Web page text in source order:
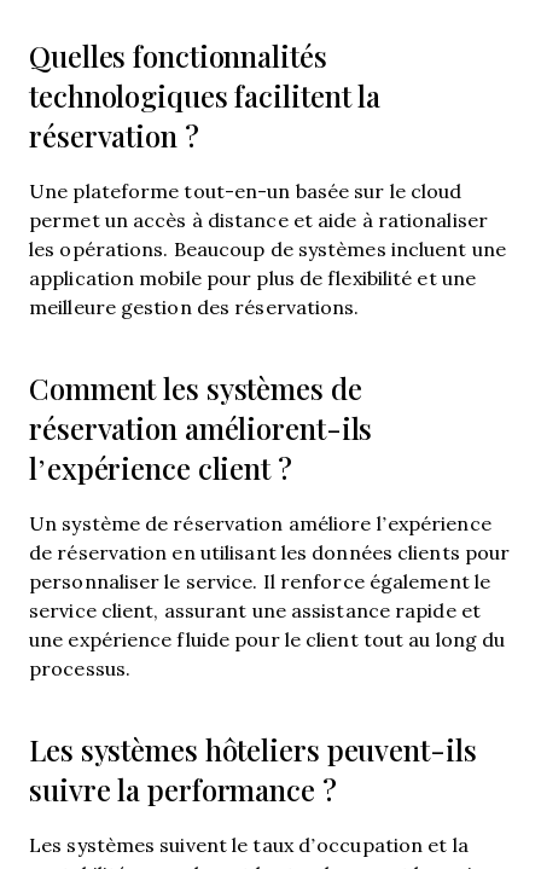
Quelles fonctionnalités
technologiques facilitent la
réservation ?
Une plateforme tout-en-un basée sur le cloud
permet un accès à distance et aide à rationaliser
les opérations. Beaucoup de systèmes incluent une
application mobile pour plus de flexibilité et une
meilleure gestion des réservations.
Comment les systèmes de
réservation améliorent-ils
l’expérience client ?
Un système de réservation améliore l’expérience
de réservation en utilisant les données clients pour
personnaliser le service. Il renforce également le
service client, assurant une assistance rapide et
une expérience fluide pour le client tout au long du
processus.
Les systèmes hôteliers peuvent-ils
suivre la performance ?
Les systèmes suivent le taux d’occupation et la